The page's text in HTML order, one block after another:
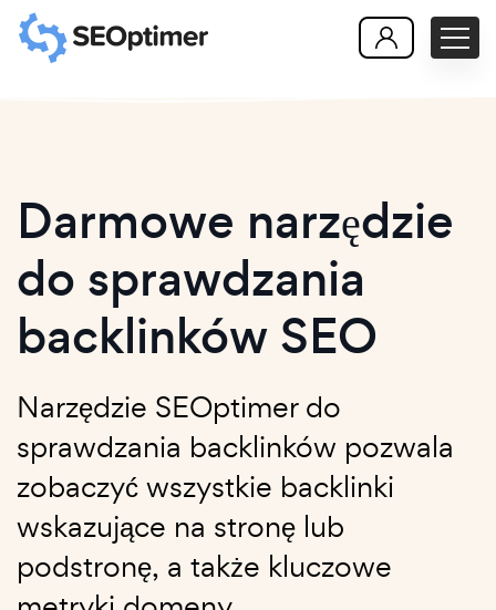
Darmowe narzędzie
do sprawdzania
backlinków SEO
Narzędzie SEOptimer do
sprawdzania backlinków pozwala
zobaczyć wszystkie backlinki
wskazujące na stronę lub
podstronę, a także kluczowe